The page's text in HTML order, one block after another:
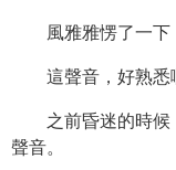
風雅雅愣了一下
這聲音，好熟悉
之前昏迷的時
聲音。